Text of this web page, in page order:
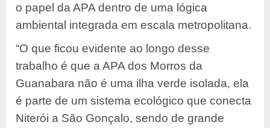
o papel da APA dentro de uma lógica
ambiental integrada em escala metropolitana.
“O que ficou evidente ao longo desse
trabalho é que a APA dos Morros da
Guanabara não é uma ilha verde isolada, ela
é parte de um sistema ecológico que conecta
Niterói a São Gonçalo, sendo de grande